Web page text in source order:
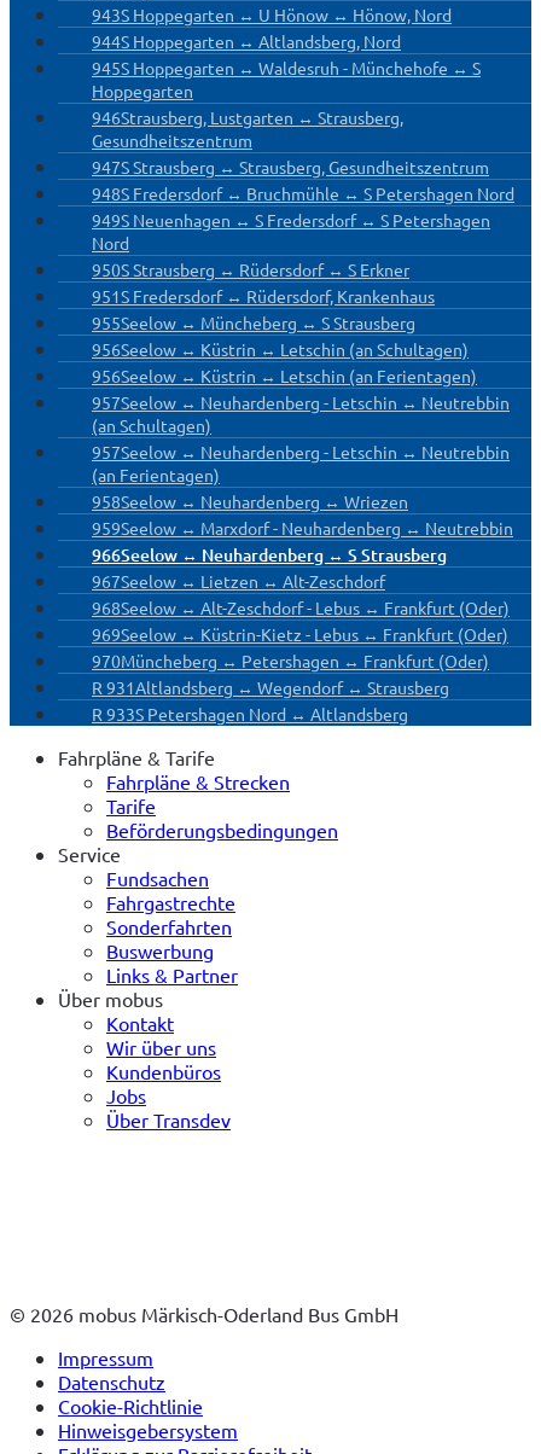
943S Hoppegarten ↔ U Hönow ↔ Hönow, Nord
944S Hoppegarten ↔ Altlandsberg, Nord
945S Hoppegarten ↔ Waldesruh - Münchehofe ↔ S
Hoppegarten
946Strausberg, Lustgarten ↔ Strausberg,
Gesundheitszentrum
947S Strausberg ↔ Strausberg, Gesundheitszentrum
948S Fredersdorf ↔ Bruchmühle ↔ S Petershagen Nord
949S Neuenhagen ↔ S Fredersdorf ↔ S Petershagen
Nord
950S Strausberg ↔ Rüdersdorf ↔ S Erkner
951S Fredersdorf ↔ Rüdersdorf, Krankenhaus
955Seelow ↔ Müncheberg ↔ S Strausberg
956Seelow ↔ Küstrin ↔ Letschin (an Schultagen)
956Seelow ↔ Küstrin ↔ Letschin (an Ferientagen)
957Seelow ↔ Neuhardenberg - Letschin ↔ Neutrebbin
(an Schultagen)
957Seelow ↔ Neuhardenberg - Letschin ↔ Neutrebbin
(an Ferientagen)
958Seelow ↔ Neuhardenberg ↔ Wriezen
959Seelow ↔ Marxdorf - Neuhardenberg ↔ Neutrebbin
966Seelow ↔ Neuhardenberg ↔ S Strausberg
967Seelow ↔ Lietzen ↔ Alt-Zeschdorf
968Seelow ↔ Alt-Zeschdorf - Lebus ↔ Frankfurt (Oder)
969Seelow ↔ Küstrin-Kietz - Lebus ↔ Frankfurt (Oder)
970Müncheberg ↔ Petershagen ↔ Frankfurt (Oder)
R 931Altlandsberg ↔ Wegendorf ↔ Strausberg
R 933S Petershagen Nord ↔ Altlandsberg
Fahrpläne & Tarife
Fahrpläne & Strecken
Tarife
Beförderungsbedingungen
Service
Fundsachen
Fahrgastrechte
Sonderfahrten
Buswerbung
Links & Partner
Über mobus
Kontakt
Wir über uns
Kundenbüros
Jobs
Über Transdev
© 2026 mobus Märkisch-Oderland Bus GmbH
Impressum
Datenschutz
Cookie-Richtlinie
Hinweisgebersystem